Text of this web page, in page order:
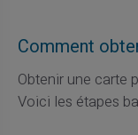
Comment
Obtenir une carte
Voici les étapes